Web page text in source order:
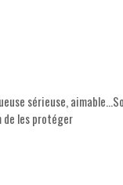
sérieuse,
de les protéger